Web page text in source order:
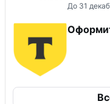
До 31